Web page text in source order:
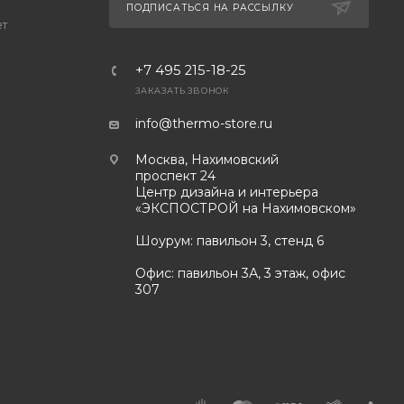
ПОДПИСАТЬСЯ НА РАССЫЛКУ
+7 495 215-18-25
ЗАКАЗАТЬ ЗВОНОК
info@thermo-store.ru
Москва, Нахимовский
проспект 24
Центр дизайна и интерьера
«ЭКСПОСТРОЙ на Нахимовском»
Шоурум: павильон 3, стенд 6
Офис: павильон 3А, 3 этаж, офис
307